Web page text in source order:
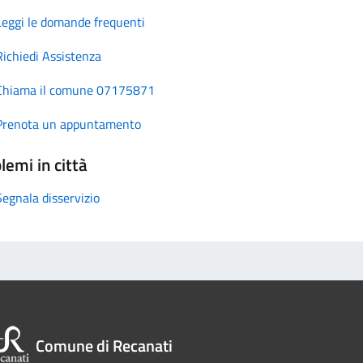
le domande frequenti
Assistenza
il comune 07175871
un appuntamento
in città
disservizio
Comune di Recanati